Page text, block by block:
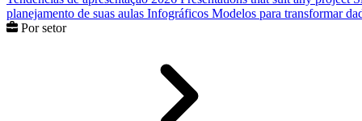
planejamento de suas aulas Infográficos Modelos para transformar
Por setor